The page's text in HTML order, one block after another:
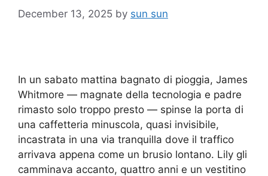
December 13, 2025 by sun sun
In un sabato mattina bagnato di pioggia, James
Whitmore — magnate della tecnologia e padre
rimasto solo troppo presto — spinse la porta di
una caffetteria minuscola, quasi invisibile,
incastrata in una via tranquilla dove il traffico
arrivava appena come un brusio lontano. Lily gli
camminava accanto, quattro anni e un vestitino